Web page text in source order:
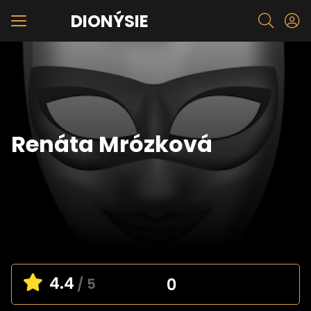
DIONÝSIE
Renáta Mrózková
4.4 / 5 0